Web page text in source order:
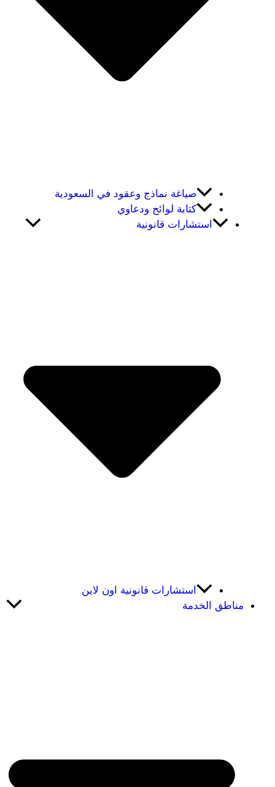
صياغة نماذج وعقود في السعودية
كتابة لوائح ودعاوي
استشارات قانونية
استشارات قانونية اون لاين
مناطق الخدمة